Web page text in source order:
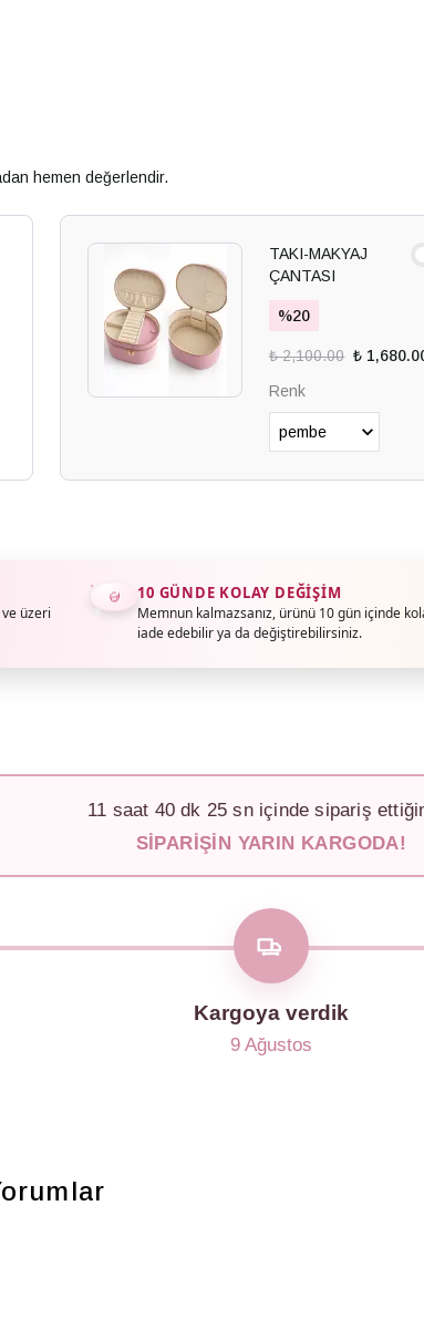
hemen değerlendir.
TAKI-MAKYAJ
ÇANTASI
%20
₺ 2,100.00 ₺
Renk
üzeri
10 GÜNDE KOLAY DEĞIŞIM
Memnun kalmazsanız, ürünü 10 gün içinde
iade edebilir ya da değiştirebilirsiniz.
11 saat 40dk 23 sn içinde sipariş
SIPARIŞIN YARIN KARGODA!
Kargoya verdik
9 Ağustos